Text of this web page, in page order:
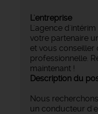
L'entreprise
L'agence
votre partenaire
et vous conseiller
professionnelle.
maintenant !
Description du
Nous
un conducteur